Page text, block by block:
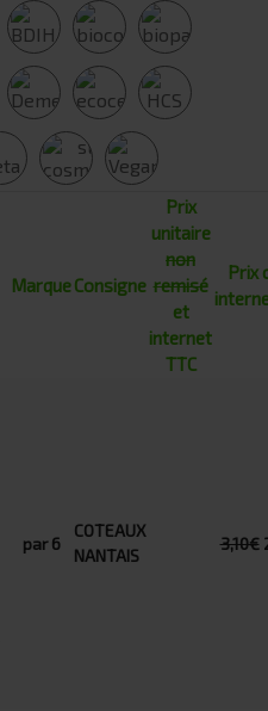
MarqueConsigne
Prix
unitaire
non
remisé
et
internet
TTC
Prix
par 6
COTEAUX
NANTAIS
3,10€